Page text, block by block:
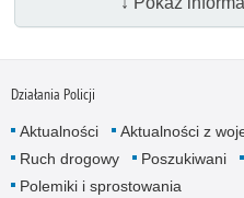
Działania Policji
Aktualności Aktualności z
Ruch drogowy
Poszukiwani
Polemiki i sprostowania